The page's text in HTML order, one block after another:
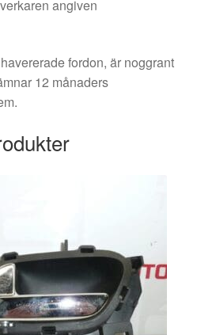
angiven
fordon, är noggrant
12 månaders